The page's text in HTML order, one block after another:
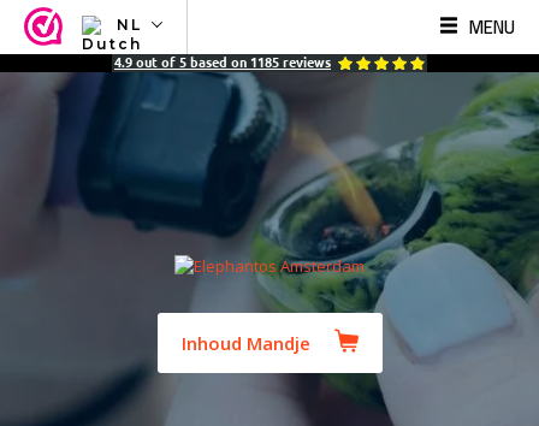
NL
NL
ES
MENU
4.9 out of 5 based on 1185 reviews
Inhoud Mandje